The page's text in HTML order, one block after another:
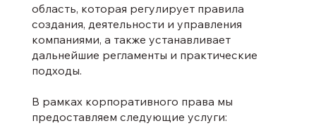
область, которая регулирует правила
создания, деятельности и управления
компаниями, а также устанавливает
дальнейшие регламенты и практические
подходы.
В рамках корпоративного права мы
предоставляем следующие услуги: